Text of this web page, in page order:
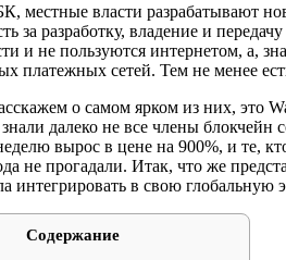
местные власти разрабатывают
за разработку, владение и
и не пользуются интернетом, а,
платежных сетей. Тем не менее
о самом ярком из них, это
далеко не все члены блокчейн
вырос в цене на 900%, и те,
не прогадали. Итак, что же
интегрировать в свою глобальную
Содержание